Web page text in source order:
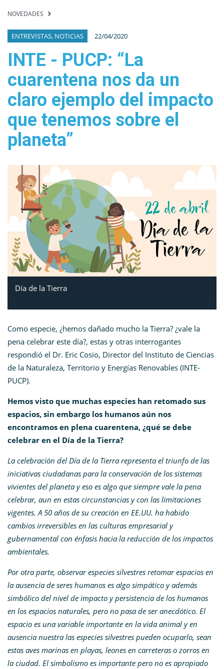
NOVEDADES
ENTREVISTAS, NOTICIAS 22/04/2020
INTE - PUCP: “La
cuarentena nos da un
claro ejemplo del impacto
que tenemos sobre el
planeta”
Día de la Tierra
Como especie, ¿hemos dañado mucho la Tierra? ¿vale la
pena celebrar este día?, estas y otras interrogantes
respondió el Dr. Eric Cosio, Director del Instituto de Ciencias
de la Naturaleza, Territorio y Energías Renovables (INTE-
PUCP).
Hemos visto que muchas especies han retomado sus
espacios, sin embargo los humanos aún nos
encontramos en plena cuarentena, ¿qué se debe
celebrar en el Día de la Tierra?
La celebración del Día de la Tierra representa el triunfo de las
iniciativas ciudadanas para la conservación de los sistemas
vivientes del planeta y eso es algo que siempre vale la pena
celebrar, aun en estas circunstancias y con las limitaciones
vigentes. A 50 años de su creación en EE.UU. ha habido
cambios irreversibles en las culturas empresarial y
gubernamental con énfasis hacia la reducción de los impactos
ambientales.
Por otra parte, observar especies silvestres retomar espacios en
la ausencia de seres humanos es algo simpático y además
simbólico del nivel de impacto y persistencia de los humanos
en los espacios naturales, pero no pasa de ser anecdótico. El
espacio es una variable importante en la vida animal y en
ausencia nuestra las especies silvestres pueden ocuparlo, sean
estas aves marinas en playas, leones en carreteras o zorros en
la ciudad. El simbolismo es importante pero no es apropiado